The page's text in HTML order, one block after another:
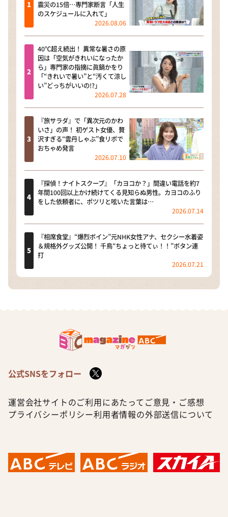
震災の15倍…専門家断言「人生
のスケジュールに入れて」
2026.08.06
40℃超え続出！ 異常な暑さの原
因は「空気がきれいになったか
ら」専門家の指摘に眞鍋かをり
「“きれいで暑い”と“汚くて涼し
い”どっちがいいの!?」
2026.07.28
『旅サラダ』で「異次元のかわ
いさ」の声！ 初ゲスト女優、贅
沢すぎる“雲丹しゃぶ”食リポで
おちゃめ発言
2026.07.10
『探偵！ナイトスクープ』「カヨコか？」間違い電話を約7
年間100回以上かけ続けてくる見知らぬ男性。カヨコのふり
をした依頼者に、ポツリと呟いた言葉は…
2026.07.14
『相席食堂』“爆烈ボイン”元NHK女性アナ、セクシー水着姿
＆規格外グッズ公開！ 千鳥“ちょっと待てぃ！！”ボタン連
打
2026.07.21
公式SNSをフォロー
運営会社サイトのご利用にあたって ご意見・ご感想
プライバシーポリシー利用者情報の外部送信について